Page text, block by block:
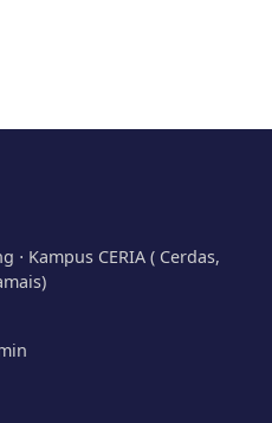
⋅ Kampus CERIA ( Cerdas,